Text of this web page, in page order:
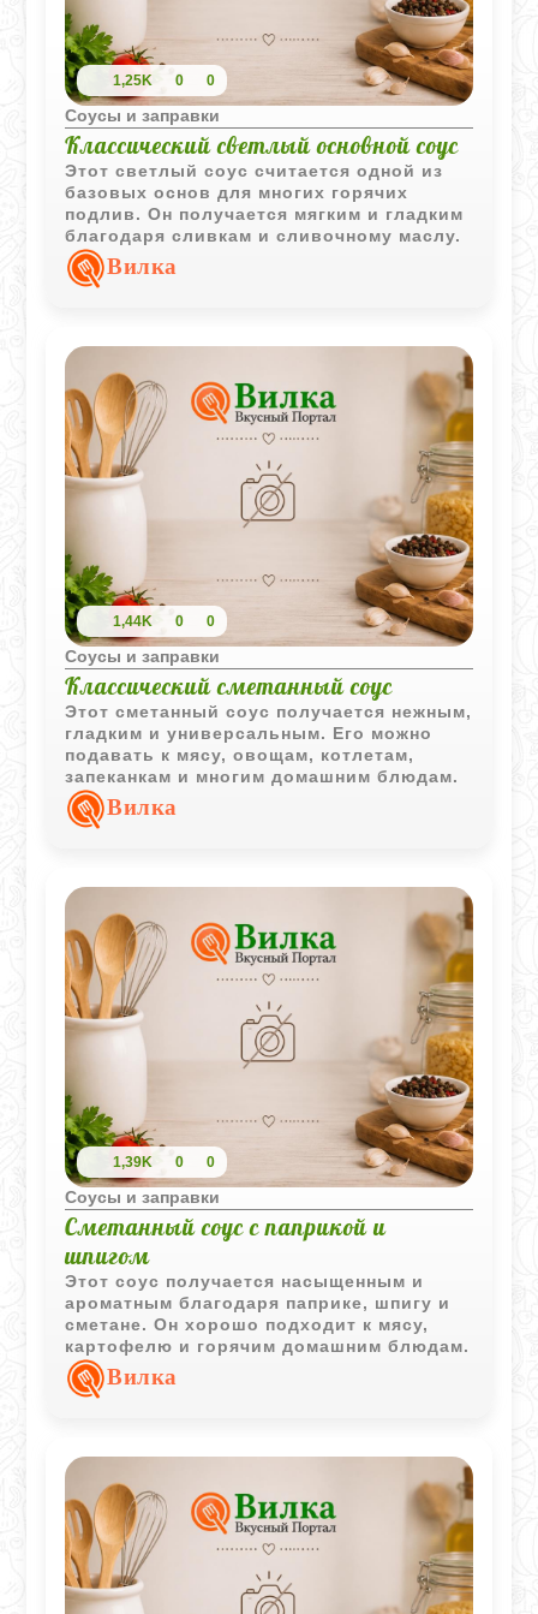
1,25K 0 0
Соусы и заправки
Классический светлый основной соус
Этот светлый соус считается одной из
базовых основ для многих горячих
подлив. Он получается мягким и гладким
благодаря сливкам и сливочному маслу.
Вилка
1,44K 0 0
Соусы и заправки
Классический сметанный соус
Этот сметанный соус получается нежным,
гладким и универсальным. Его можно
подавать к мясу, овощам, котлетам,
запеканкам и многим домашним блюдам.
Вилка
1,39K 0 0
Соусы и заправки
Сметанный соус с паприкой и
шпигом
Этот соус получается насыщенным и
ароматным благодаря паприке, шпигу и
сметане. Он хорошо подходит к мясу,
картофелю и горячим домашним блюдам.
Вилка